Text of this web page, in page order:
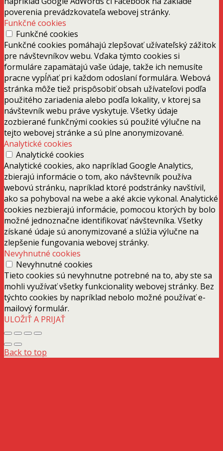
poverenia prevádzkovateľa webovej stránky.
Funkčné cookies
Funkčné cookies
Funkčné cookies pomáhajú zlepšovať užívateľský zážitok
pre návštevníkov webu. Vďaka týmto cookies si
formuláre zapamätajú vaše údaje, takže ich nemusíte
pracne vypĺňať pri každom odoslaní formulára. Webová
stránka môže tiež prispôsobiť obsah užívateľovi podľa
použitého zariadenia alebo podľa lokality, v ktorej sa
návštevník webu práve vyskytuje. Všetky údaje
zozbierané funkčnými cookies sú použité výlučne na
tejto webovej stránke a sú plne anonymizované.
Analytické cookies
Analytické cookies
Analytické cookies, ako napríklad Google Analytics,
zbierajú informácie o tom, ako návštevník používa
webovú stránku, napríklad ktoré podstránky navštívil,
ako sa pohyboval na webe a aké akcie vykonal. Analytické
cookies nezbierajú informácie, pomocou ktorých by bolo
možné jednoznačne identifikovať návštevníka. Všetky
získané údaje sú anonymizované a slúžia výlučne na
zlepšenie fungovania webovej stránky.
Nevyhnutné cookies
Nevyhnutné cookies
Tieto cookies sú nevyhnutne potrebné na to, aby ste sa
mohli využívať všetky funkcionality webovej stránky. Bez
týchto cookies by napríklad nebolo možné používať e-
mailový formulár.
ULOŽIŤ A PRIJAŤ
Back to top